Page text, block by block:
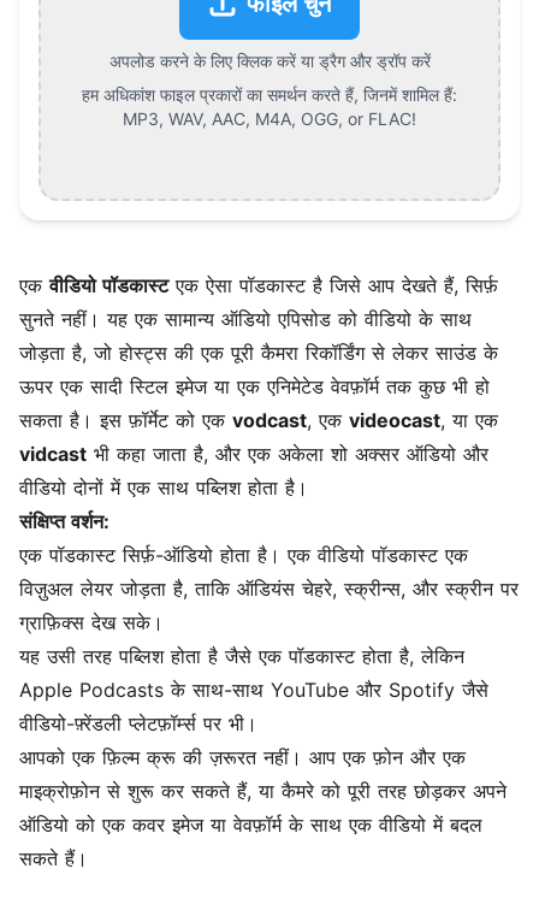
अपलोड करने के लिए क्लिक करें या ड्रैग और ड्रॉप करें
हम अधिकांश फाइल प्रकारों का समर्थन करते हैं, जिनमें शामिल हैं:
MP3, WAV, AAC, M4A, OGG, or FLAC!
एकवीडियो पॉडकास्टएक ऐसा पॉडकास्ट है जिसे आप देखते हैं, सिर्फ़
सुनते नहीं। यह एक सामान्य ऑडियो एपिसोड को वीडियो के साथ
जोड़ता है, जो होस्ट्स की एक पूरी कैमरा रिकॉर्डिंग से लेकर साउंड के
ऊपर एक सादी स्टिल इमेज या एक एनिमेटेड वेवफ़ॉर्म तक कुछ भी हो
सकता है। इस फ़ॉर्मेट को एक vodcast, एक videocast, या एक
vidcast भी कहा जाता है, और एक अकेला शो अक्सर ऑडियो और
वीडियो दोनों में एक साथ पब्लिश होता है।
संक्षिप्त वर्शन:
एक पॉडकास्ट सिर्फ़-ऑडियो होता है। एक वीडियो पॉडकास्ट एक
विज़ुअल लेयर जोड़ता है, ताकि ऑडियंस चेहरे, स्क्रीन्स, और स्क्रीन पर
ग्राफ़िक्स देख सके।
यह उसी तरह पब्लिश होता है जैसे एक पॉडकास्ट होता है, लेकिन
Apple Podcasts के साथ-साथ YouTube और Spotify जैसे
वीडियो-फ़्रेंडली प्लेटफ़ॉर्म्स पर भी।
आपको एक फ़िल्म क्रू की ज़रूरत नहीं। आप एक फ़ोन और एक
माइक्रोफ़ोन से शुरू कर सकते हैं, या कैमरे को पूरी तरह छोड़कर अपने
ऑडियो को एक कवर इमेज या वेवफ़ॉर्म के साथ एक वीडियो में बदल
सकते हैं।